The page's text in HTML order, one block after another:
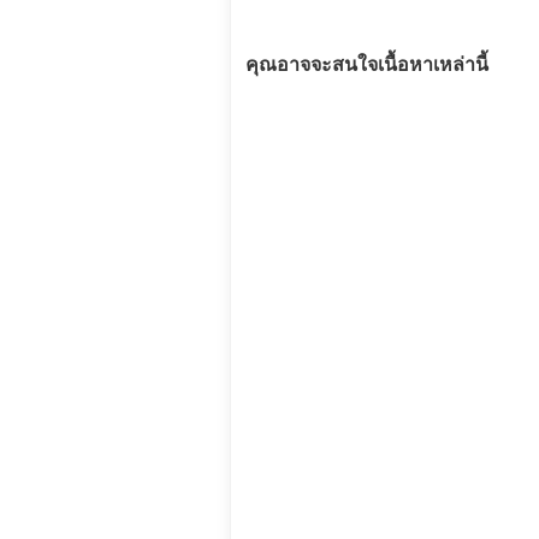
คุณอาจจะสนใจเนื้อหาเหล่านี้